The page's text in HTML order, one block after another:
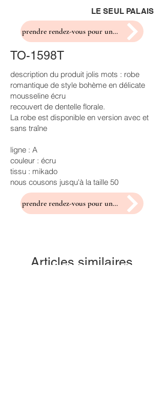
LE SEUL PALAIS
prendre rendez-vous pour un essayage
TO-1598T
description du produit jolis mots : robe
romantique de style bohème en délicate
mousseline écru
recouvert de dentelle florale.
La robe est disponible en version avec et
sans traîne
ligne : A
couleur : écru
tissu : mikado
nous cousons jusqu'à la taille 50
prendre rendez-vous pour un essayage
Articles similaires